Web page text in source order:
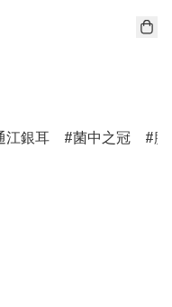
江銀耳 菌中之冠